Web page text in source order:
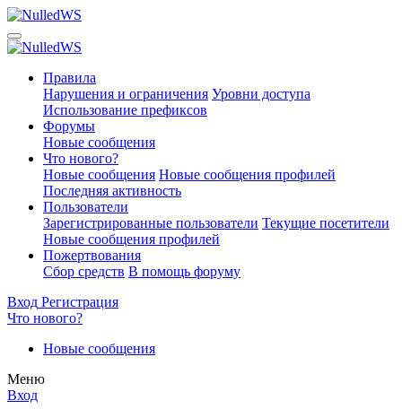
Правила
Нарушения и ограничения Уровни доступа
Использование префиксов
Форумы
Новые сообщения
Что нового?
Новые сообщения Новые сообщения профилей
Последняя активность
Пользователи
Зарегистрированные пользователи Текущие посетители
Новые сообщения профилей
Пожертвования
Сбор средств В помощь форуму
Вход Регистрация
Что нового?
Новые сообщения
Меню
Вход